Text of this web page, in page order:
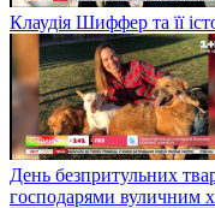
Клаудія Шиффер та її
День безпритульних
господарями вуличним